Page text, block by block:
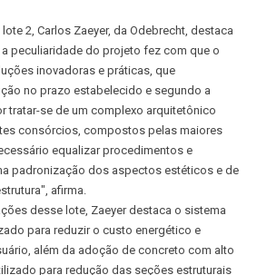
2, Carlos Zaeyer, da Odebrecht, destaca
peculiaridade do projeto fez com que o
inovadoras e práticas, que
no prazo estabelecido e segundo a
tratar-se de um complexo arquitetônico
consórcios, compostos pelas maiores
equalizar procedimentos e
padronização dos aspectos estéticos e de
afirma.
desse lote, Zaeyer destaca o sistema
para reduzir o custo energético e
além da adoção de concreto com alto
para redução das seções estruturais